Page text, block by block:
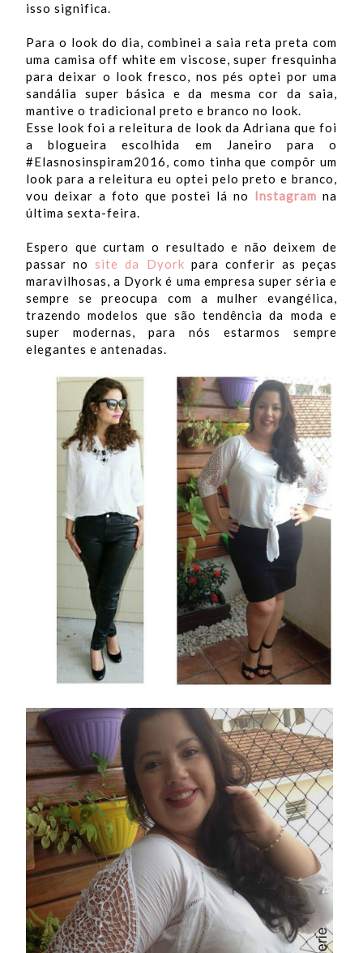
isso significa.
Para o look do dia, combinei a saia reta preta com
uma camisa off white em viscose, super fresquinha
para deixar o look fresco, nos pés optei por uma
sandália super básica e da mesma cor da saia,
mantive o tradicional preto e branco no look.
Esse look foi a releitura de look da Adriana que foi
a blogueira escolhida em Janeiro para o
#Elasnosinspiram2016, como tinha que compôr um
look para a releitura eu optei pelo preto e branco,
vou deixar a foto que postei lá no
Instagram na
última sexta-feira.
Espero que curtam o resultado e não deixem de
passar no site da Dyork para conferir as peças
maravilhosas, a Dyork é uma empresa super séria e
sempre se preocupa com a mulher evangélica,
trazendo modelos que são tendência da moda e
super modernas, para nós estarmos sempre
elegantes e antenadas.